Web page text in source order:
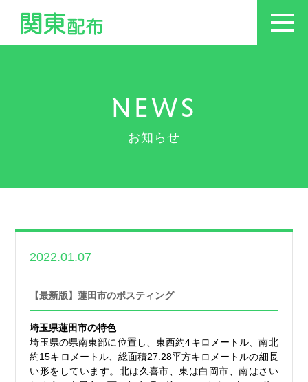
NEWS
お知らせ
2022.01.07
【最新版】蓮田市のポスティング
埼玉県蓮田市の特色
埼玉県の県南東部に位置し、東西約4キロメートル、南北
約15キロメートル、総面積27.28平方キロメートルの細長
い形をしています。北は久喜市、東は白岡市、南はさい